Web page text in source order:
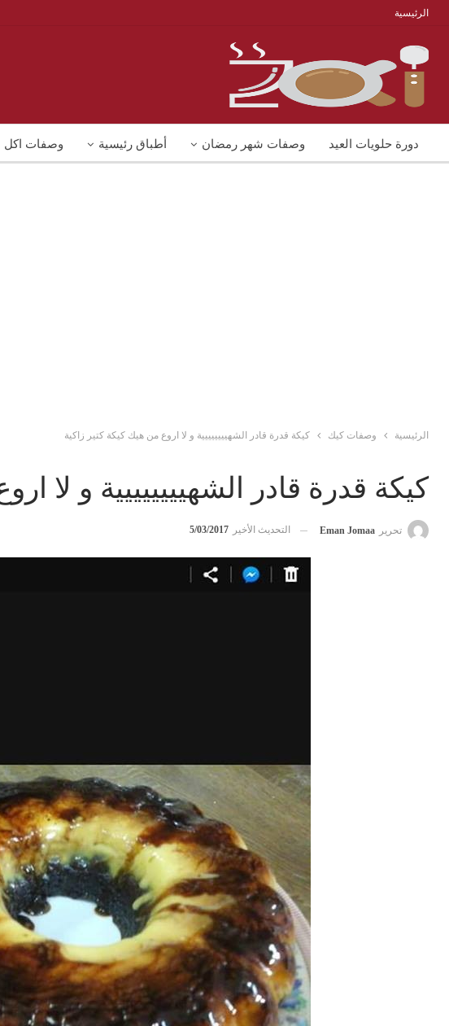
الرئيسية
دورة حلويات العيد وصفات شهر رمضان أطباق رئيسية وصفات اكل
الرئيسية وصفات كيك كيكة قدرة قادر الشهيييييييية و لا اروع من هيك كيكة كتير زاكية
كيكة قدرة قادر الشهيييييييية و لا
تحرير Eman Jomaa التحديث الأخير 5/03/2017